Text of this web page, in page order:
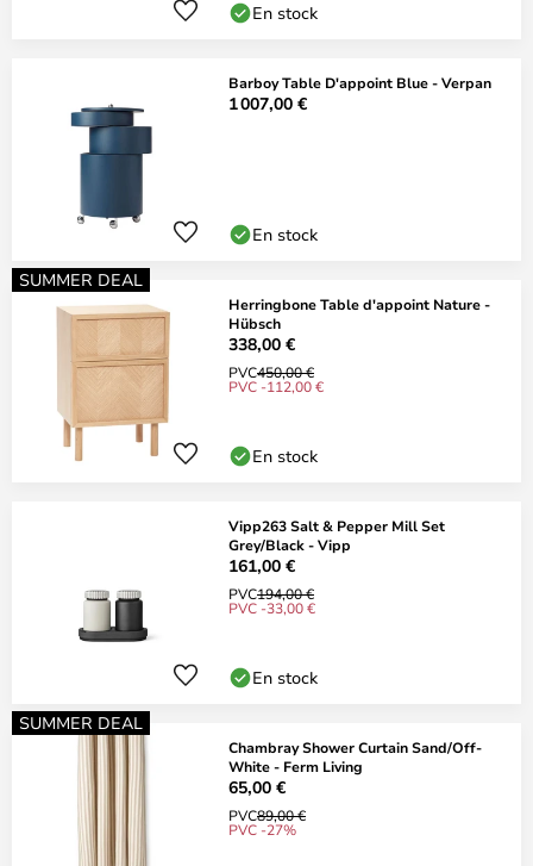
En stock
Barboy Table D'appoint Blue - Verpan
1 007,00 €
En stock
SUMMER DEAL
Herringbone Table d'appoint Nature -
Hübsch
338,00 €
PVC450,00 €
PVC -112,00 €
En stock
Vipp263 Salt & Pepper Mill Set
Grey/Black - Vipp
161,00 €
PVC194,00 €
PVC -33,00 €
En stock
SUMMER DEAL
Chambray Shower Curtain Sand/Off-
White - Ferm Living
65,00 €
PVC89,00 €
PVC -27%